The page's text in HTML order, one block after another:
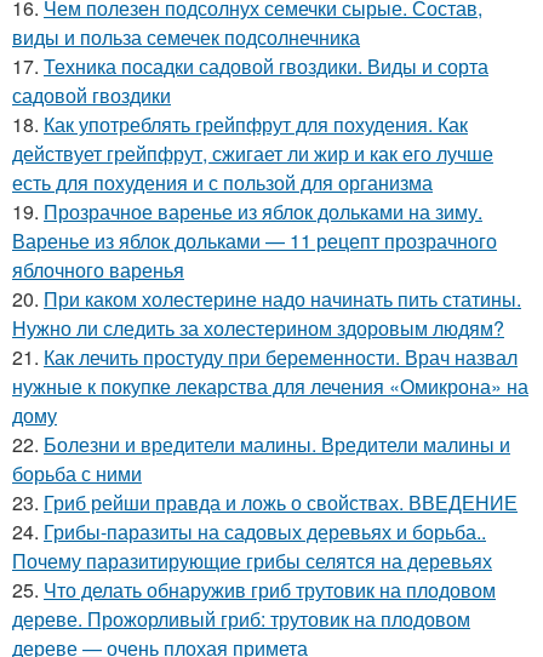
16. Чем полезен подсолнух семечки сырые. Состав,
виды и польза семечек подсолнечника
17. Техника посадки садовой гвоздики. Виды и сорта
садовой гвоздики
18. Как употреблять грейпфрут для похудения. Как
действует грейпфрут, сжигает ли жир и как его лучше
есть для похудения и с пользой для организма
19. Прозрачное варенье из яблок дольками на зиму.
Варенье из яблок дольками — 11 рецепт прозрачного
яблочного варенья
20. При каком холестерине надо начинать пить статины.
Нужно ли следить за холестерином здоровым людям?
21. Как лечить простуду при беременности. Врач назвал
нужные к покупке лекарства для лечения «Омикрона» на
дому
22. Болезни и вредители малины. Вредители малины и
борьба с ними
23. Гриб рейши правда и ложь о свойствах. ВВЕДЕНИЕ
24. Грибы-паразиты на садовых деревьях и борьба..
Почему паразитирующие грибы селятся на деревьях
25. Что делать обнаружив гриб трутовик на плодовом
дереве. Прожорливый гриб: трутовик на плодовом
дереве — очень плохая примета